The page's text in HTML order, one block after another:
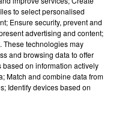
pièces de
d’humour
de janvier et
à Talant.
to select personalised
Ensure security, prevent and
advertising and content;
These technologies may
and browsing data to offer
on information actively
Match and combine data from
Identify devices based on